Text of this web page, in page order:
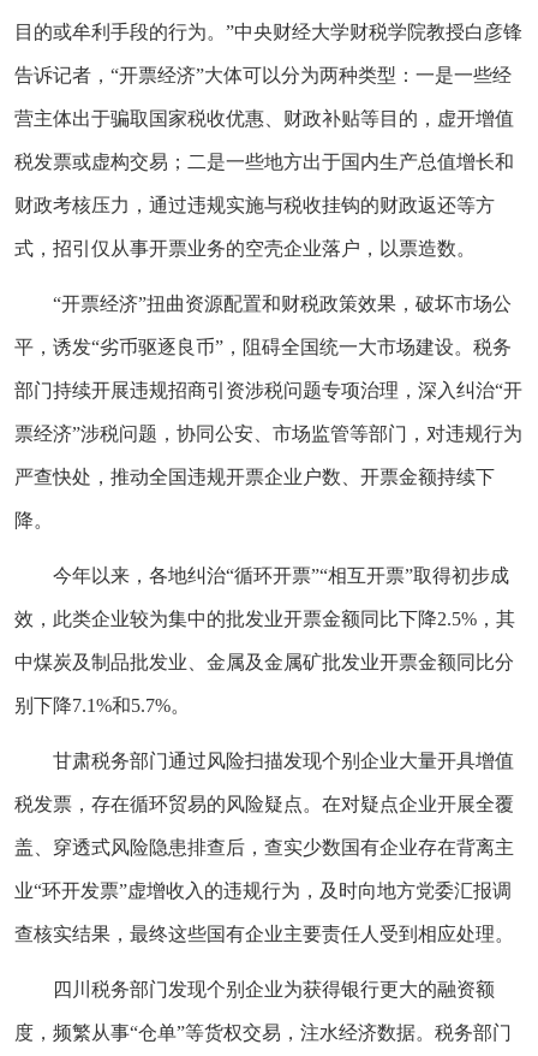
目的或牟利手段的行为。”中央财经大学财税学院教授白彦锋
告诉记者，“开票经济”大体可以分为两种类型：一是一些经
营主体出于骗取国家税收优惠、财政补贴等目的，虚开增值
税发票或虚构交易；二是一些地方出于国内生产总值增长和
财政考核压力，通过违规实施与税收挂钩的财政返还等方
式，招引仅从事开票业务的空壳企业落户，以票造数。
“开票经济”扭曲资源配置和财税政策效果，破坏市场公
平，诱发“劣币驱逐良币”，阻碍全国统一大市场建设。税务
部门持续开展违规招商引资涉税问题专项治理，深入纠治“开
票经济”涉税问题，协同公安、市场监管等部门，对违规行为
严查快处，推动全国违规开票企业户数、开票金额持续下
降。
今年以来，各地纠治“循环开票”“相互开票”取得初步成
效，此类企业较为集中的批发业开票金额同比下降2.5%，其
中煤炭及制品批发业、金属及金属矿批发业开票金额同比分
别下降7.1%和5.7%。
甘肃税务部门通过风险扫描发现个别企业大量开具增值
税发票，存在循环贸易的风险疑点。在对疑点企业开展全覆
盖、穿透式风险隐患排查后，查实少数国有企业存在背离主
业“环开发票”虚增收入的违规行为，及时向地方党委汇报调
查核实结果，最终这些国有企业主要责任人受到相应处理。
四川税务部门发现个别企业为获得银行更大的融资额
度，频繁从事“仓单”等货权交易，注水经济数据。税务部门